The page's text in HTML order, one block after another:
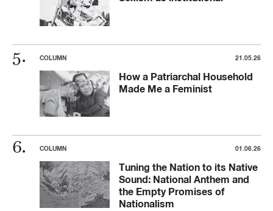
COLUMN 21.05.26
How a Patriarchal Household
Made Me a Feminist
COLUMN 01.06.26
Tuning the Nation to its Native
Sound: National Anthem and
the Empty Promises of
Nationalism